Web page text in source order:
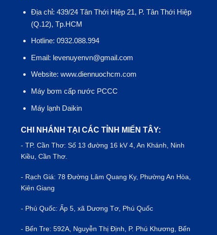
Địa chỉ: 439/24 Tân Thới Hiệp 21, P. Tân Thới Hiệp
(Q.12), Tp.HCM
Hotline: 0932.088.994
Email: levenuyenvn@gmail.com
Website: www.diennuochcm.com
Máy bơm cấp nước PCCC
Máy lạnh Daikin
CHI NHÁNH TẠI CÁC TỈNH MIẾN TÂY:
- TP.Cần Thơ: Số 13 đường 16 kV 4, An Khánh, Ninh
Kiều, Cần Thơ.
- Rạch Giá: 78 Đường Lâm Quang Ky, Phường An Hòa,
Kiên Giang
- Phú Quốc: Ấp 5, xã Dương Tơ, Phú Quốc
- Bến Tre: 592A, Nguyễn Thị Định, P. Phú Khương, Bến